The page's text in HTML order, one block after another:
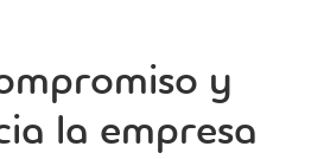
y
la empresa